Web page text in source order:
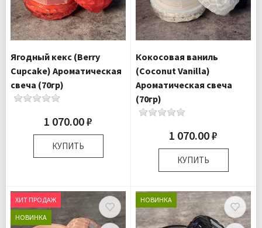
Ягодный кекс (Berry
Cupcake) Ароматическая
свеча (70гр)
1 070.00 ₽
КУПИТЬ
шт
Доставка:
Подробнее
Кокосовая ваниль
(Coconut Vanilla)
Ароматическая свеча
(70гр)
1 070.00 ₽
КУПИТЬ
Комплектация:
Свеча 1
шт
Доставка:
Подробнее
ХИТ ПРОДАЖ
НОВИНКА
НОВИНКА